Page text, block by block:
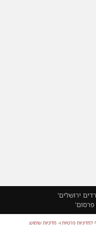
ירושלים'
פרסום'
למדיניות פרטיות ו-מדיניות שימוש